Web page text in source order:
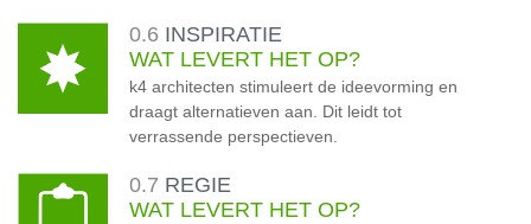
0.6 INSPIRATIE
WAT LEVERT HET OP?
k4 architecten stimuleert de ideevorming en
draagt alternatieven aan. Dit leidt tot
verrassende perspectieven.
0.7 REGIE
WAT LEVERT HET OP?